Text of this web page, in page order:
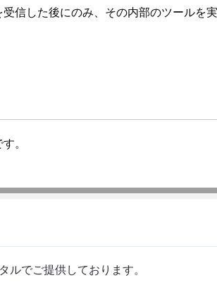
信した後にのみ、その内部のツールを
。
でご提供しております。